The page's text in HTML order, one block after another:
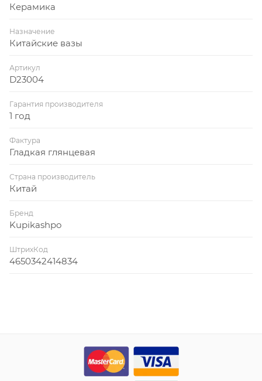
Керамика
Назначение
Китайские вазы
Артикул
D23004
Гарантия производителя
1 год
Фактура
Гладкая глянцевая
Страна производитель
Китай
Бренд
Kupikashpo
ШтрихКод
4650342414834